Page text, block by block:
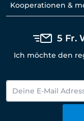
Kooperationen &
5 Fr.
Ich möchte den